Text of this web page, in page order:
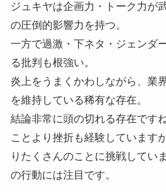
ジュキヤは企画力・トーク力が
の圧倒的影響力を持つ。
一方で過激・下ネタ・ジェンダ
る批判も根強い。
炎上をうまくかわしながら、業
を維持している稀有な存在。
結論非常に頭の切れる存在です
ことより挫折も経験しています
りたくさんのことに挑戦してい
の行動には注目です。